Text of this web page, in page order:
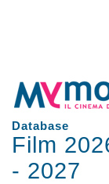
Database
Film
- 2027